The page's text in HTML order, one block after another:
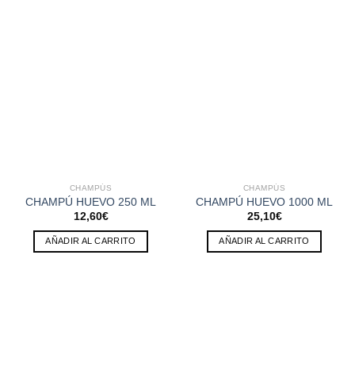
CHAMPÚS
CHAMPÚ HUEVO 250 ML
12,60€
AÑADIR AL CARRITO
CHAMPÚS
CHAMPÚ HUEVO 1000 ML
25,10€
AÑADIR AL CARRITO